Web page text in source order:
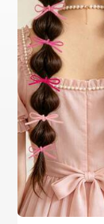
في خريف وشتاء عصري متعدد الاستخدامات إكسسوارات شعر